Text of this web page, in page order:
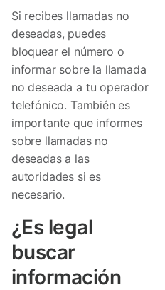
Si recibes llamadas no
deseadas, puedes
bloquear el número o
informar sobre la llamada
no deseada a tu operador
telefónico. También es
importante que informes
sobre llamadas no
deseadas a las
autoridades si es
necesario.
¿Es legal
buscar
información